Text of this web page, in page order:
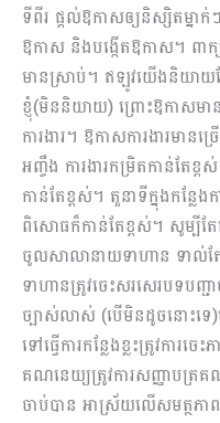
ទីពីរ ផ្ដល់ឱកាសឲ្យនិស្សិតម្នា
ឱកាស និងបង្កើតឱកាស។ ព
មានស្រាប់។ ឥឡូវយើងនិយាយ
ខ្ញុំ(មិននិយាយ) ព្រោះឱកាសម
ការងារ។ ឱកាសការងារមានច្
អញ្ចឹង ការងារកម្រិតកាន់តែខ្
កាន់តែខ្ពស់។ តួនាទីក្នុងកន្លែ
ពិសោធក៏កាន់តែខ្ពស់។ សូម្បីត
ចូលសាលានាយទាហាន ទាល់តែ
ទាហានត្រូវចេះសរសេរបទបញ្
ច្បាស់លាស់ (បើមិនដូចនោះទ
ទៅធ្វើការកន្លែងខ្លះត្រូវការច
គណនេយ្យត្រូវការសញ្ញាបត្
ចាប់បាន អាស្រ័យលើសមត្ថ